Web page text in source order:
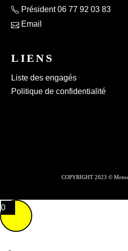
Président 06 77 92 03 83
Email
LIENS
Liste des engagés
Politique de confidentialité
COPYRIGHT 2023 ©
0